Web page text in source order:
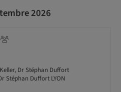
2026
Dr Stéphan Duffort
Stéphan Duffort LYON